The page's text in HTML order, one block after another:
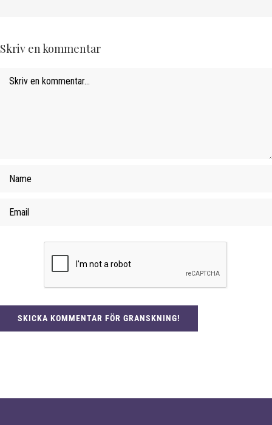
Skriv en kommentar
Comment